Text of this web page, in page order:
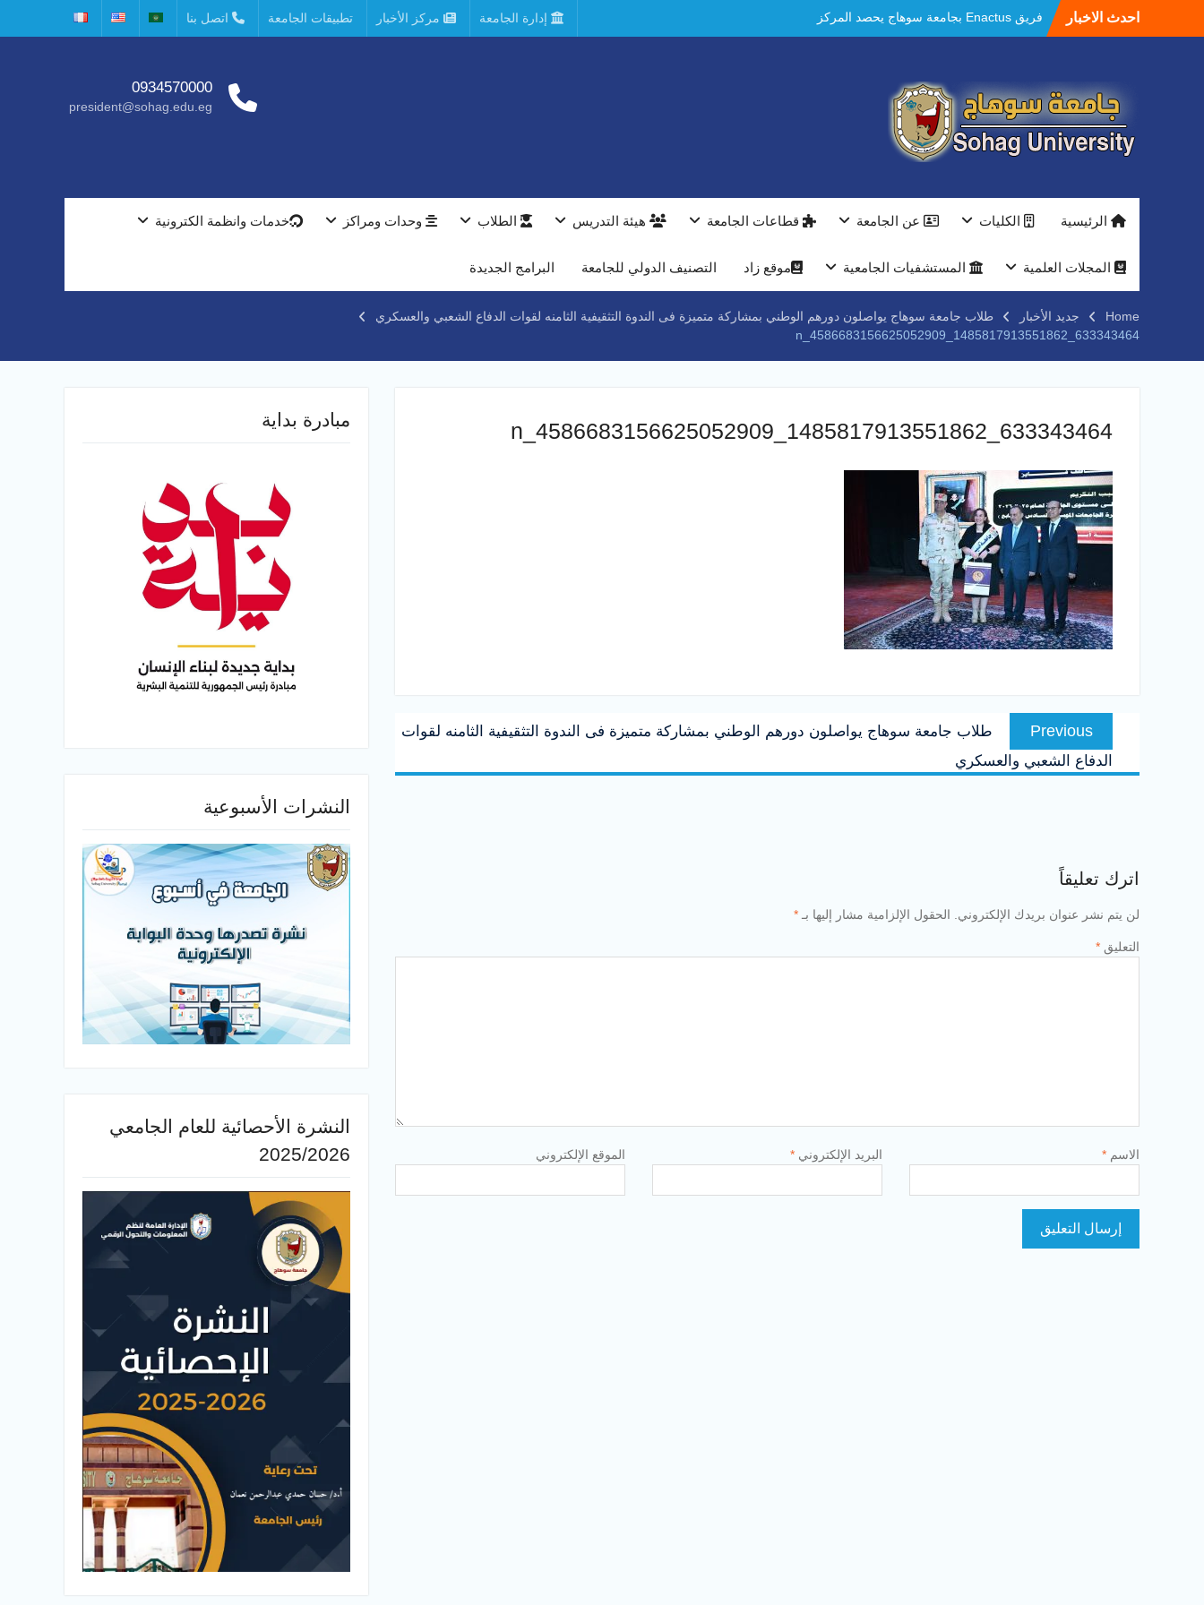
احدث الاخبار
فريق Enactus بجامعة سوهاج يحصد المركز
الاول في الابتكار وتمكين المراة والمركز الثاني
مستشفيات سوهاج الجامعية تحقق إنجازًا طبيًا
جديدًا و تنجح في علاج 3 حالات أكالازيا بتقنية
POEM دون جراحة .
النعماني يلتقي بمدير امن سوهاج الجديد لتقديم
بمعرض الاكاديمية العسكريه علي هامش
النعماني والمدير التنفيذي لشركة وادي النيل
جامعة سوهاج تفتح أبوابها لطلاب الثانوية العامة
فى أولى أيام المرحلة الأولى للتنسيق
إدارة الجامعة مركز الأخبار تطبيقات الجامعة اتصل بنا
0934570000
president@sohag.edu.eg
الرئيسية الكليات عن الجامعة قطاعات الجامعة هيئة التدريس الطلاب وحدات ومراكز خدمات وانظمة الكترونية
المجلات العلمية المستشفيات الجامعية موقع زاد التصنيف الدولي للجامعة البرامج الجديدة
Home جديد الأخبار
طلاب جامعة سوهاج يواصلون دورهم الوطني بمشاركة متميزة فى الندوة التثقيفية الثامنه لقوات الدفاع الشعبي والعسكري
633343464_1485817913551862_4586683156625052909_n
633343464_1485817913551862_4586683156625052909_n
تصفّح
المقالاتPrevious
Previous
post:
طلاب جامعة سوهاج يواصلون دورهم الوطني بمشاركة متميزة فى الندوة التثقيفية الثامنه لقوات
الدفاع الشعبي والعسكري
اترك تعليقاً
لن يتم نشر عنوان بريدك الإلكتروني. الحقول الإلزامية مشار إليها بـ *
التعليق *
الاسم * البريد الإلكتروني * الموقع الإلكتروني
مبادرة بداية
النشرات الأسبوعية
النشرة الأحصائية للعام الجامعي
2025/2026